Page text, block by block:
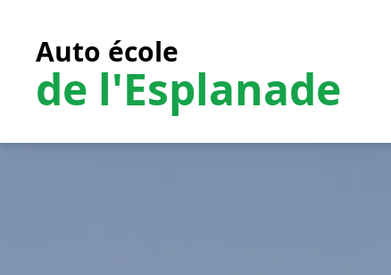
Auto école
de l'Esplanade